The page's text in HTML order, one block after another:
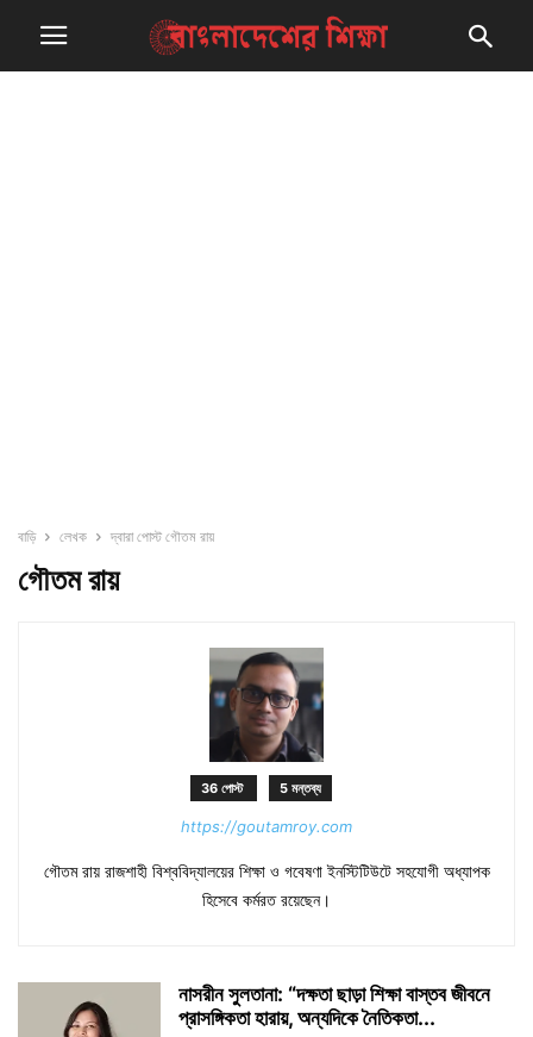
বাড়ি লেখক দ্বারা পোস্ট গৌতম রায়
গৌতম রায়
36 পোস্ট 5 মন্তব্য
https://goutamroy.com
গৌতম রায় রাজশাহী বিশ্ববিদ্যালয়ের শিক্ষা ও গবেষণা ইনস্টিটিউটে সহযোগী অধ্যাপক
হিসেবে কর্মরত রয়েছেন।
নাসরীন সুলতানা: “দক্ষতা ছাড়া শিক্ষা বাস্তব জীবনে
প্রাসঙ্গিকতা হারায়, অন্যদিকে নৈতিকতা...